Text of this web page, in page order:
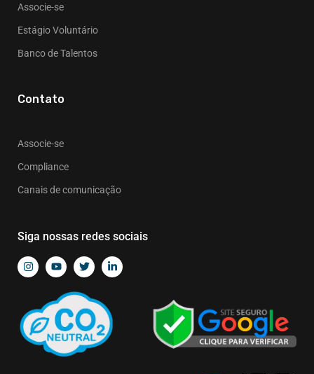
Associe-se
Estágio Voluntário
Banco de Talentos
Contato
Associe-se
Compliance
Canais de comunicação
Siga nossas redes sociais